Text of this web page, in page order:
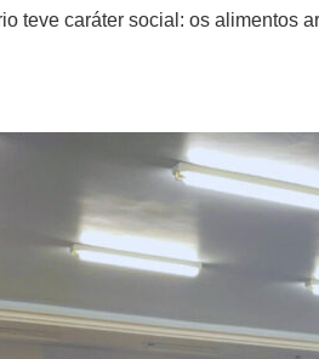
teve caráter social: os alimentos